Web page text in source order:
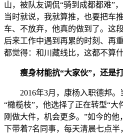
山，被队友调侃“骑到成都都难”
当时就说，我就算推，也要把车
车、不放弃，他真的做到了。这
后来工作中遇到再累的时刻、再
都觉得：和川藏线比，这都不算什
瘦身材能抗“大家伙”，还是
2016年3月，康杨入职德邦
“橄榄枝”，他选择了正在转型“大
刚做大件，机会更多。”如今的
下带着7名同事，每天清晨七点半